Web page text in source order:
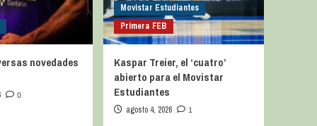
novedades
0
Movistar Estudiantes
Primera FEB
Kaspar Treier, el ‘cuatro’
abierto para el Movistar
Estudiantes
agosto 4, 2026 1